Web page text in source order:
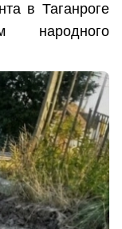
в Таганроге
народного